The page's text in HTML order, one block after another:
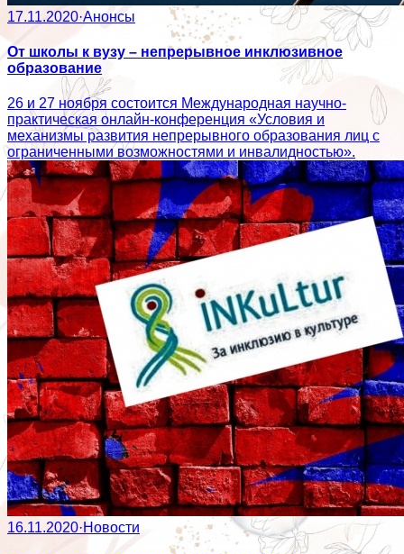
17.11.2020·Анонсы
От школы к вузу – непрерывное инклюзивное
образование
26 и 27 ноября состоится Международная научно-
практическая онлайн-конференция «Условия и
механизмы развития непрерывного образования лиц с
ограниченными возможностями и инвалидностью».
16.11.2020·Новости